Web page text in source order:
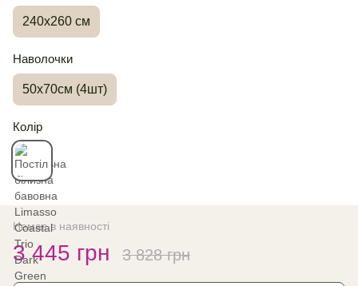
240х260 см
Наволочки
50х70см (4шт)
Колір
Немає в наявності
3 445 грн 3 828 грн